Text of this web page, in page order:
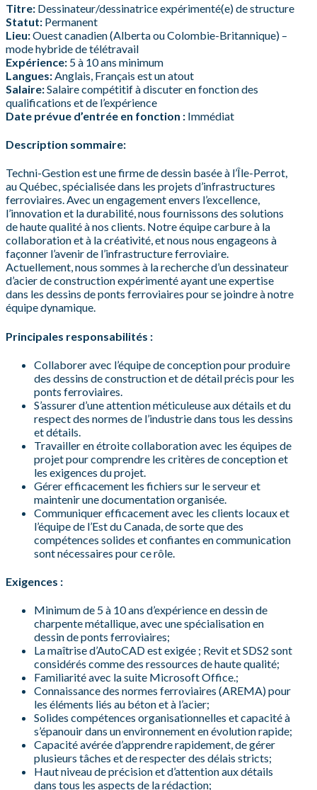
Titre: Dessinateur/dessinatrice expérimenté(e) de structure
Statut: Permanent
Lieu:Ouest canadien (Alberta ou Colombie-Britannique) –
mode hybride de télétravail
Expérience: 5 à 10 ans minimum
Langues: Anglais, Français est un atout
Salaire:Salaire compétitif à discuter en fonction des
qualifications et de l’expérience
Date prévue d’entrée en fonction : Immédiat
Description sommaire:
Techni-Gestion est une firme de dessin basée à l’Île-Perrot,
au Québec, spécialisée dans les projets d’infrastructures
ferroviaires. Avec un engagement envers l’excellence,
l’innovation et la durabilité, nous fournissons des solutions
de haute qualité à nos clients. Notre équipe carbure à la
collaboration et à la créativité, et nous nous engageons à
façonner l’avenir de l’infrastructure ferroviaire.
Actuellement, nous sommes à la recherche d’un dessinateur
d’acier de construction expérimenté ayant une expertise
dans les dessins de ponts ferroviaires pour se joindre à notre
équipe dynamique.
Principales responsabilités :
Collaborer avec l’équipe de conception pour produire
des dessins de construction et de détail précis pour les
ponts ferroviaires.
S’assurer d’une attention méticuleuse aux détails et du
respect des normes de l’industrie dans tous les dessins
et détails.
Travailler en étroite collaboration avec les équipes de
projet pour comprendre les critères de conception et
les exigences du projet.
Gérer efficacement les fichiers sur le serveur et
maintenir une documentation organisée.
Communiquer efficacement avec les clients locaux et
l’équipe de l’Est du Canada, de sorte que des
compétences solides et confiantes en communication
sont nécessaires pour ce rôle.
Exigences :
Minimum de 5 à 10 ans d’expérience en dessin de
charpente métallique, avec une spécialisation en
dessin de ponts ferroviaires;
La maîtrise d’AutoCAD est exigée ; Revit et SDS2 sont
considérés comme des ressources de haute qualité;
Familiarité avec la suite Microsoft Office.;
Connaissance des normes ferroviaires (AREMA) pour
les éléments liés au béton et à l’acier;
Solides compétences organisationnelles et capacité à
s’épanouir dans un environnement en évolution rapide;
Capacité avérée d’apprendre rapidement, de gérer
plusieurs tâches et de respecter des délais stricts;
Haut niveau de précision et d’attention aux détails
dans tous les aspects de la rédaction;